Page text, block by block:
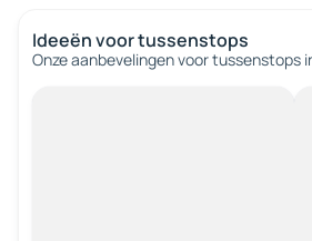
Ideeën voor tussenstops
Onze aanbevelingen voor tussenstops